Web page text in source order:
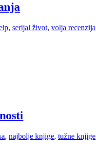
, serijal život, volja recenzija
, najbolje knjige, tužne knjige